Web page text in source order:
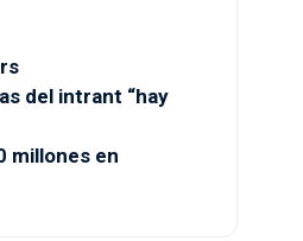
del intrant “hay
millones en